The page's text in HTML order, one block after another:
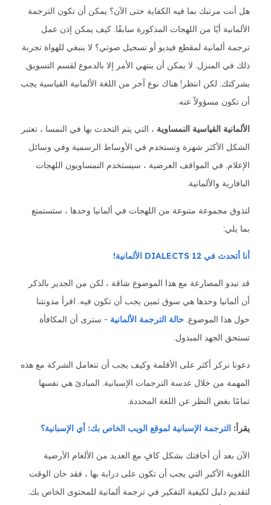
هل أنت مرتبك بما فيه الكفاية حتى الآن؟ يمكن أن تكون الترجمة
الألمانية أيًا من اللهجات المذكورة سابقًا. كيف يمكن إذن عمل
ترجمة ألمانية لمقطع فيديو أو تسجيل صوتي؟ لا ينبغي للهواة تجربة
ذلك في المنزل. لا يمكن أن ينتهي الأمر إلا بالدموع لقسم التسويق
بشركتك. لكن انتظر! هناك نوع آخر من اللغة الألمانية القياسية يجب
أن تكون مسؤولاً عنه.
الألمانية القياسية النمساوية ، التي يتم التحدث بها في النمسا ، تعتبر
الشكل الأكثر شهرة وتستخدم في الأوساط الرسمية وفي وسائل
الإعلام. في المواقف العرضية ، سيستخدم النمساويون اللهجات
البافارية والألمانية.
لتذوق مجموعة متنوعة من اللهجات في ألمانيا وحدها ، ستستمتع
بما يلي:
أنا أتحدث في 12 DIALECTS الألمانية!
قد تبدو المصارعة مع هذا الموضوع شاقة ، لكن من الجدير بالذكر
أن ألمانيا وحدها هي سوق ثمين يجب أن تكون فيه. اقرأ مدونتنا
حول هذا الموضوع. حالة الترجمة الألمانية - سترى أن المكافأة
تستحق الجهد المبذول.
دعونا نركز أكثر على الأقلمة وكيف يجب أن تتعامل الشركة مع هذه
المهمة من خلال عدسة الترجمات الإسبانية. المبادئ هي نفسها
تمامًا بغض النظر عن اللغة المحددة.
يقرأ: الترجمة الإسبانية لموقع الويب الخاص بك: أي الإسبانية؟
الآن بعد أن أخافتك بشكل كافٍ مع العديد من الألغام الأرضية
اللغوية الأكبر التي يجب أن تكون على دراية بها ، فقد حان الوقت
لتقديم دليل لكيفية التفكير في ترجمة ألمانية للمحتوى الخاص بك.